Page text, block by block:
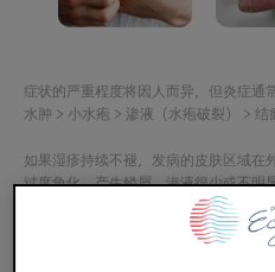
症状的严重程度将因人而异，但炎症通
水肿 > 小水疱 > 渗液（水疱破裂） > 结
如果湿疹持续不褪，发病的皮肤区域在
过度角化、产生鳞屑，渗液很少或不明
度、水疱的数量、脱屑情况以及发病部